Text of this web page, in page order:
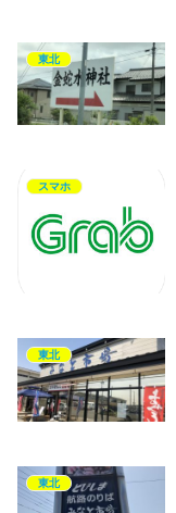
東北
スマホ
東北
東北